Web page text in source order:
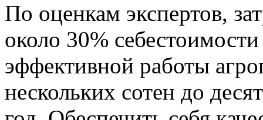
По оценкам экспертов,
около 30%
эффективной работы
нескольких сотен до